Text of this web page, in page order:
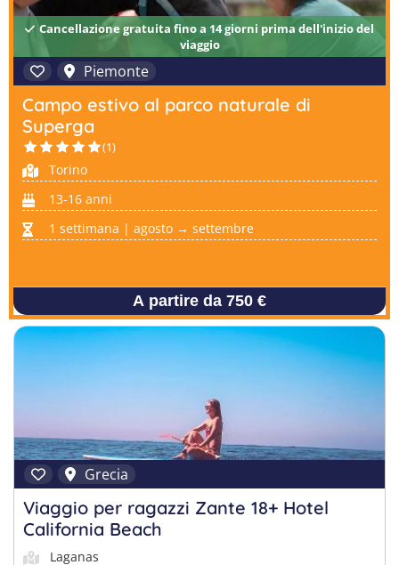
Cancellazione gratuita fino a 14 giorni prima dell'inizio del
viaggio
Piemonte
Campo estivo al parco naturale di
Superga
(1)
Torino
13-16 anni
1 settimana | agosto → settembre
A partire da 750 €
Grecia
Viaggio per ragazzi Zante 18+ Hotel
California Beach
Laganas